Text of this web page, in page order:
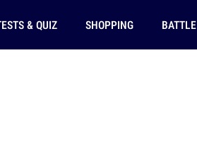
& QUIZ SHOPPING BATTLE